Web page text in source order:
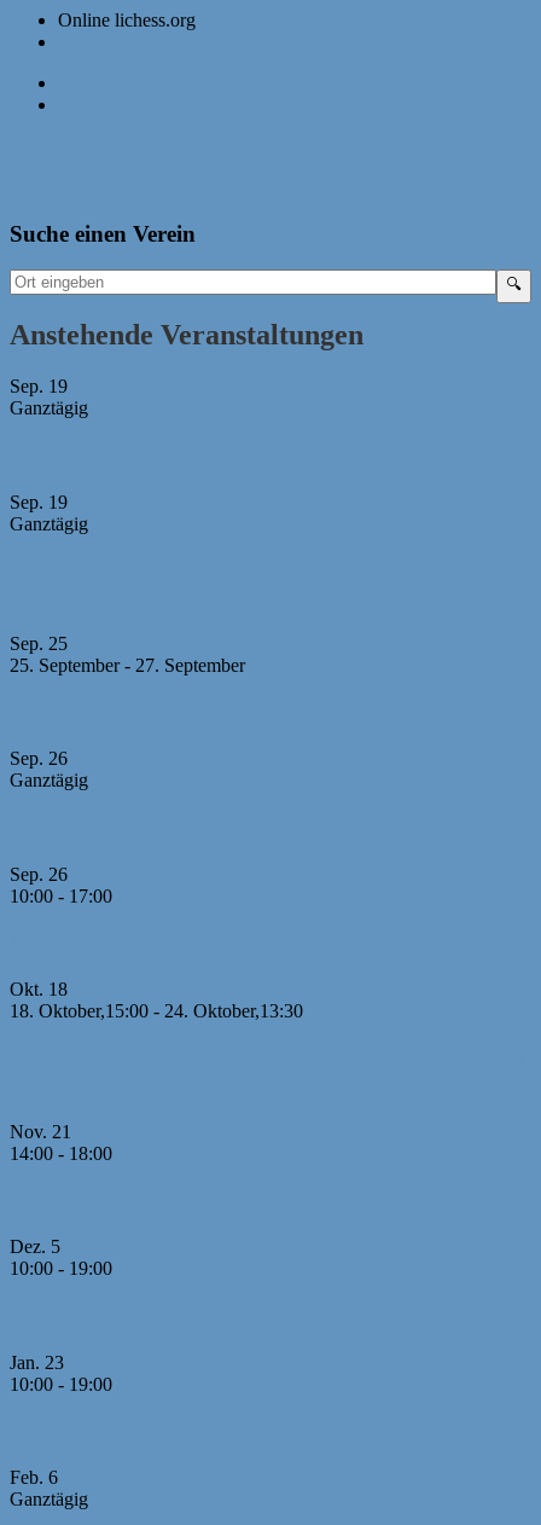
Online lichess.org
Suche einen Verein
Anstehende Veranstaltungen
Sep. 19
Ganztägig
Sep. 19
Ganztägig
Sep. 25
25. September- 27. September
Sep. 26
Ganztägig
Sep. 26
10:00 - 17:00
Okt. 18
18. Oktober,15:00 - 24. Oktober,13:30
Nov. 21
14:00 - 18:00
Dez. 5
10:00 - 19:00
Jan. 23
10:00 - 19:00
Feb. 6
Ganztägig